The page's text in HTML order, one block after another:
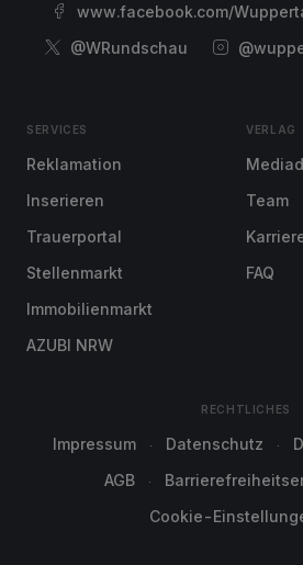
www.facebook.com/
@WRundschau
SERVICES
Reklamation
Inserieren
Trauerportal
Stellenmarkt
Immobilienmarkt
AZUBI NRW
VERLAG
Team
FAQ
RECHTLICHES
Impressum Datenschutz
AGB
Cookie-